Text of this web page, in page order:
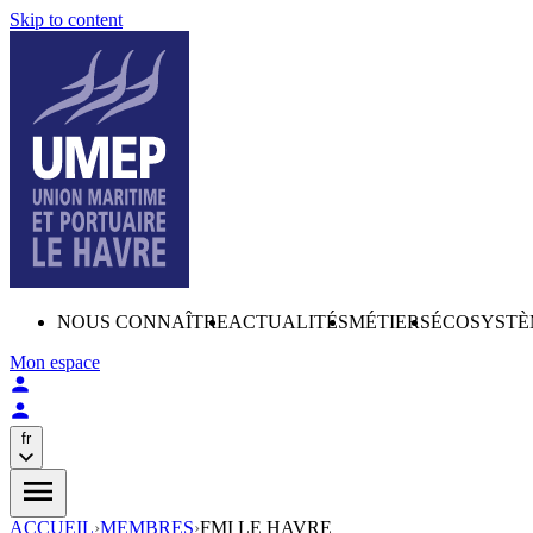
Skip to content
NOUS CONNAÎTREACTUALITÉSMÉTIERS
Mon espace
fr
ACCUEIL›MEMBRES›FMI LE HAVRE